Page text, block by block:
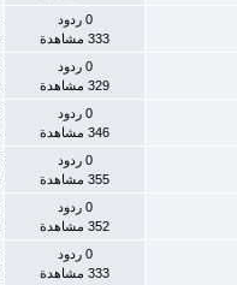
0 ردود
333 مشاهدة
0 ردود
329 مشاهدة
0 ردود
346 مشاهدة
0 ردود
355 مشاهدة
0 ردود
352 مشاهدة
0 ردود
333 مشاهدة